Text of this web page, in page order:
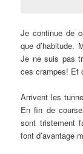
Je continue de
que d’habitude.
Je ne suis pas
ces crampes! Et
Arrivent les
En fin de
sont tristement
font d’avantage